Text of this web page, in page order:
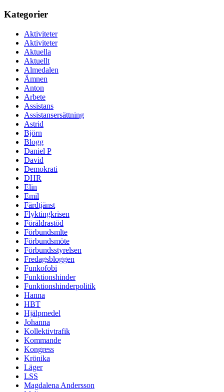
Kategorier
Aktiviteter
Aktiviteter
Aktuella
Aktuellt
Almedalen
Ämnen
Anton
Arbete
Assistans
Assistansersättning
Astrid
Björn
Blogg
Daniel P
David
Demokrati
DHR
Elin
Emil
Färdtjänst
Flyktingkrisen
Föräldrastöd
Förbundsmlte
Förbundsmöte
Förbundsstyrelsen
Fredagsbloggen
Funkofobi
Funktionshinder
Funktionshinderpolitik
Hanna
HBT
Hjälpmedel
Johanna
Kollektivtrafik
Kommande
Kongress
Krönika
Läger
LSS
Magdalena Andersson